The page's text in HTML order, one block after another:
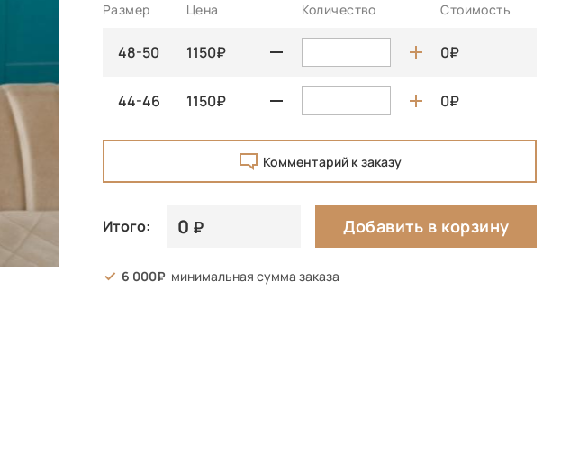
Размер Цена Количество Стоимость
48-50 1150 0
44-46 1150 0
Комментарий к заказу
Итого: 0 Добавить в корзину
6 000 минимальная сумма заказа